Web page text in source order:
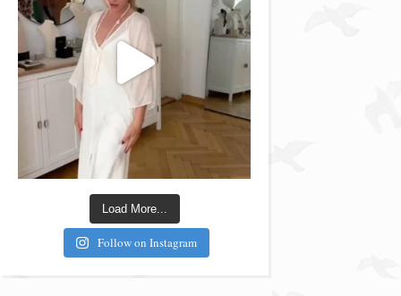
Load More...
Follow on Instagram